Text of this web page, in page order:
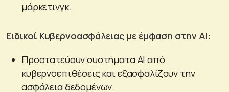
μάρκετινγκ.
Ειδικοί Κυβερνοασφάλειας με έμφαση στην AI:
Προστατεύουν συστήματα AI από
κυβερνοεπιθέσεις και εξασφαλίζουν την
ασφάλεια δεδομένων.